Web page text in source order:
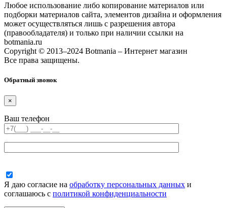
Любое использование либо копирование материалов или
подборки материалов сайта, элементов дизайна и оформления
может осуществляться лишь с разрешения автора
(правообладателя) и только при наличии ссылки на
botmania.ru
Copyright © 2013–2024 Botmania – Интернет магазин
Все права защищены.
Обратный звонок
×
Ваш телефон
Я даю согласие на обработку персональных данных и
соглашаюсь с политикой конфиденциальности